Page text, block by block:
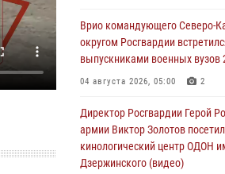
округу Росгвардии и
контрразведки почтили
Кузнецова
07 августа 2026, 12:00 4
Росгвардейцы пресекли
подняться на крышу
Санкт-Петербурге (видео)
07 августа 2026, 11:34
Врио командующего Северо-
округом Росгвардии
выпускниками военных вузов
04 августа 2026, 05:00 2
Директор Росгвардии Герой
армии Виктор Золотов посетил
кинологический центр ОДОН
Дзержинского (видео)